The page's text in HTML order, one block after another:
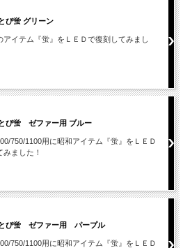
び蛍 グリーン
アイテム『蛍』をＬＥＤで復刻してみまし
び蛍 ゼファー用 ブルー
750/1100用に昭和アイテム『蛍』をＬＥＤ
ました！
び蛍 ゼファー用 パープル
750/1100用に昭和アイテム『蛍』をＬＥＤ